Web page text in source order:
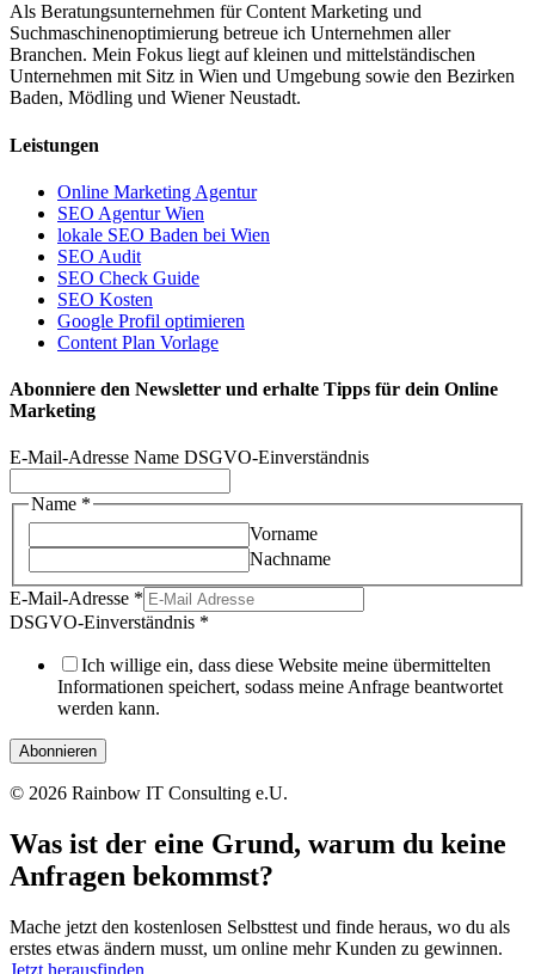
Als Beratungsunternehmen für Content Marketing und
Suchmaschinenoptimierung betreue ich Unternehmen aller
Branchen. Mein Fokus liegt auf kleinen und mittelständischen
Unternehmen mit Sitz in Wien und Umgebung sowie den Bezirken
Baden, Mödling und Wiener Neustadt.
Leistungen
Online Marketing Agentur
SEO Agentur Wien
lokale SEO Baden bei Wien
SEO Audit
SEO Check Guide
SEO Kosten
Google Profil optimieren
Content Plan Vorlage
Abonniere den Newsletter und erhalte Tipps für dein Online
Marketing
E-Mail-Adresse Name DSGVO-Einverständnis
Name *
Vorname
Nachname
E-Mail-Adresse *
DSGVO-Einverständnis *
Ich willige ein, dass diese Website meine übermittelten
Informationen speichert, sodass meine Anfrage beantwortet
werden kann.
Abonnieren
© 2026 Rainbow IT Consulting e.U.
Was ist der eine Grund, warum du keine
Anfragen bekommst?
Mache jetzt den kostenlosen Selbsttest und finde heraus, wo du als
erstes etwas ändern musst, um online mehr Kunden zu gewinnen.
Jetzt herausfinden